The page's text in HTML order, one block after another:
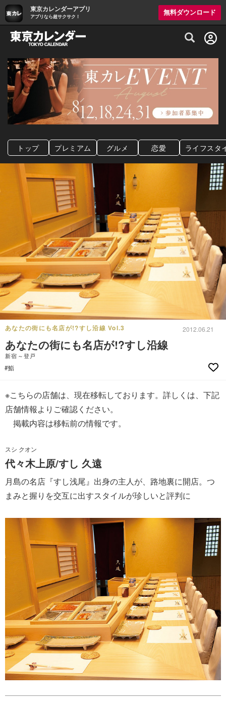
東京カレンダーアプリ
アプリなら超サクサク！
無料ダウンロード
グルメ情報・プレミアムレストラン予約
トップ プレミアム グルメ 恋愛 ライフスタ
あなたの街にも名店が!?すし沿線 Vol.3 2012.06.21
あなたの街にも名店が!?すし沿線
新宿～登戸
#鮨
※こちらの店舗は、現在移転しております。詳しくは、下記
店舗情報よりご確認ください。
掲載内容は移転前の情報です。
スシ クオン
代々木上原/すし 久遠
月島の名店『すし浅尾』出身の主人が、路地裏に開店。つ
まみと握りを交互に出すスタイルが珍しいと評判に